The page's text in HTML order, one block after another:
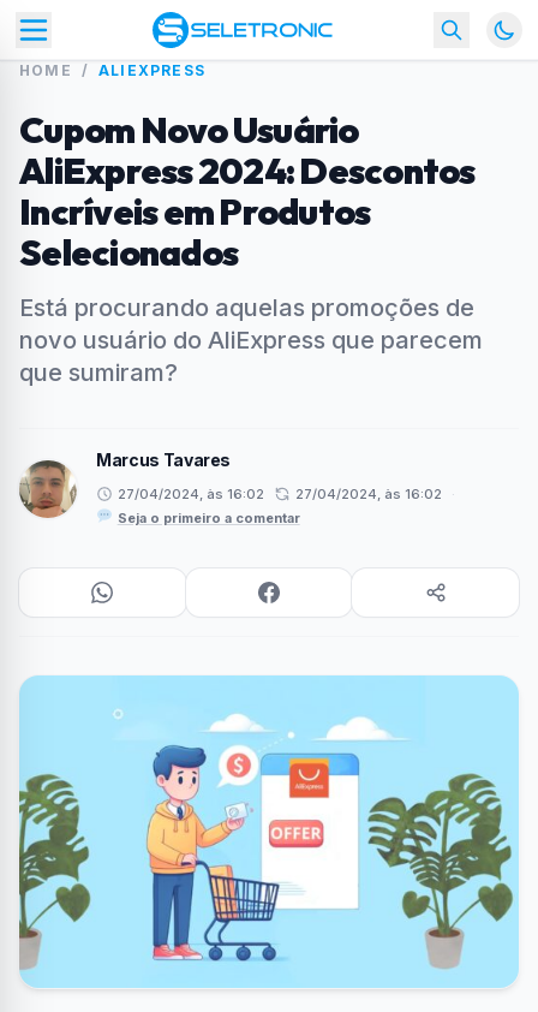
HOME / ALIEXPRESS
Cupom Novo Usuário
AliExpress 2024: Descontos
Incríveis em Produtos
Selecionados
Está procurando aquelas promoções de
novo usuário do AliExpress que parecem
que sumiram?
Marcus Tavares
27/04/2024, às 16:02 27/04/2024, às 16:02
·
Seja o primeiro a comentar